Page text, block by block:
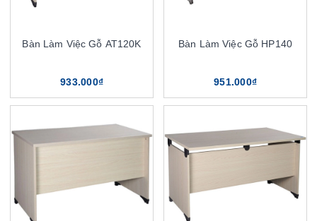
Bàn Làm Việc Gỗ AT120K
933.000₫
Bàn Làm Việc Gỗ HP140
951.000₫